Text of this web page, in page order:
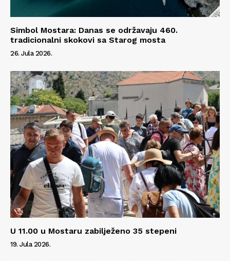
Simbol Mostara: Danas se održavaju 460.
tradicionalni skokovi sa Starog mosta
26. Jula 2026.
U 11.00 u Mostaru zabilježeno 35 stepeni
19. Jula 2026.